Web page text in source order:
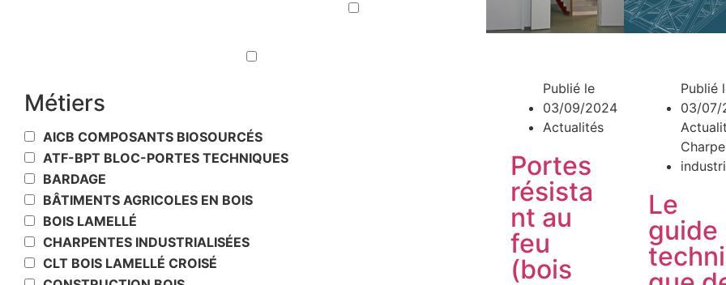
Métiers
AICB COMPOSANTS BIOSOURCÉS
ATF-BPT BLOC-PORTES TECHNIQUES
BARDAGE
BÂTIMENTS AGRICOLES EN BOIS
BOIS LAMELLÉ
CHARPENTES INDUSTRIALISÉES
CLT BOIS LAMELLÉ CROISÉ
Publié le
03/09/2024
Actualités
Portes
résista
nt au
feu
(bois
Publié
03/07/
Le
guide
techni